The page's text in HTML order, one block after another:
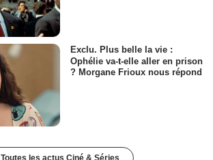
Exclu. Plus belle la vie :
Ophélie va-t-elle aller en prison
? Morgane Frioux nous répond
Toutes les actus Ciné & Séries